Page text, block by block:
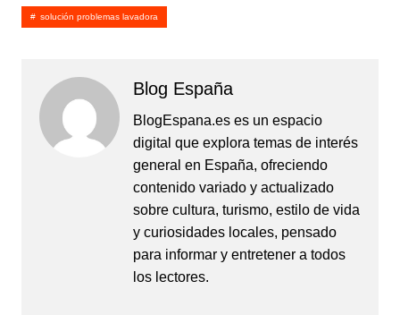
solución problemas lavadora
Blog España
BlogEspana.es es un espacio
digital que explora temas de interés
general en España, ofreciendo
contenido variado y actualizado
sobre cultura, turismo, estilo de vida
y curiosidades locales, pensado
para informar y entretener a todos
los lectores.